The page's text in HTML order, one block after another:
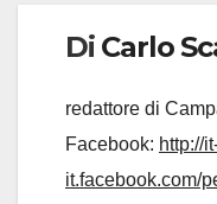
Di Carlo
redattore di
Facebook: http://
it.facebook.com/